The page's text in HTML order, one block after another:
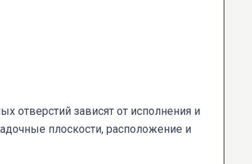
отверстий зависят от исполнения и
плоскости, расположение и